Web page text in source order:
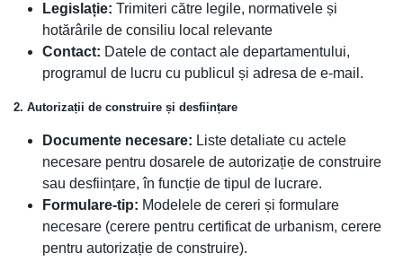
Legislație: Trimiteri către legile, normativele și
hotărârile de consiliu local relevante
Contact: Datele de contact ale departamentului,
programul de lucru cu publicul și adresa de e-mail.
2. Autorizații de construire și desființare
Documente necesare: Liste detaliate cu actele
necesare pentru dosarele de autorizație de construire
sau desființare, în funcție de tipul de lucrare.
Formulare-tip: Modelele de cereri și formulare
necesare (cerere pentru certificat de urbanism, cerere
pentru autorizație de construire).